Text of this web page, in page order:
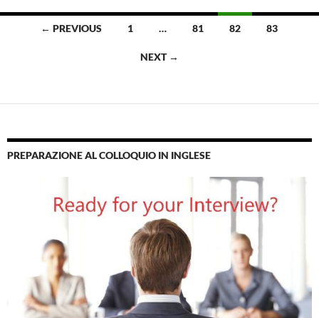
Posts← PREVIOUS 1 … 81 82 83
NEXT →
PREPARAZIONE AL COLLOQUIO IN INGLESE